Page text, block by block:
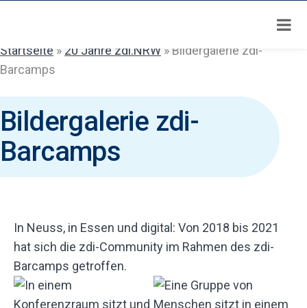
springen
Startseite » 20 Jahre zdi.NRW » Bildergalerie zdi-
Barcamps
Bildergalerie zdi-
Barcamps
In Neuss, in Essen und digital: Von 2018 bis 2021
hat sich die zdi-Community im Rahmen des zdi-
Barcamps getroffen.